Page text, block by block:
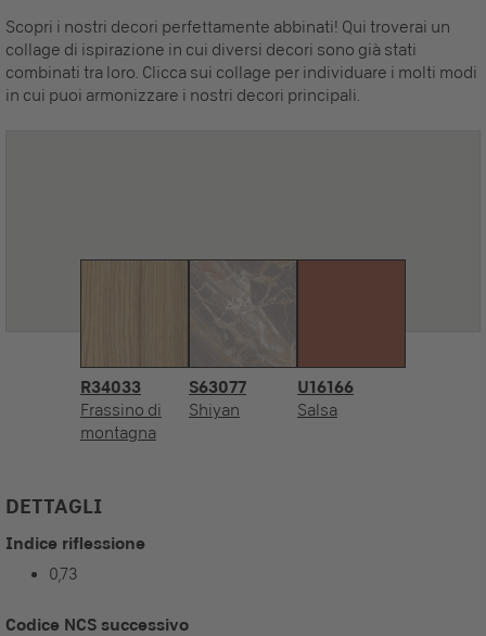
Scopri i nostri decori perfettamente abbinati! Qui troverai un
collage di ispirazione in cui diversi decori sono già stati
combinati tra loro. Clicca sui collage per individuare i molti modi
in cui puoi armonizzare i nostri decori principali.
R34033
Frassino di
montagna
S63077
Shiyan
U16166
Salsa
DETTAGLI
Indice riflessione
0,73
Codice NCS successivo